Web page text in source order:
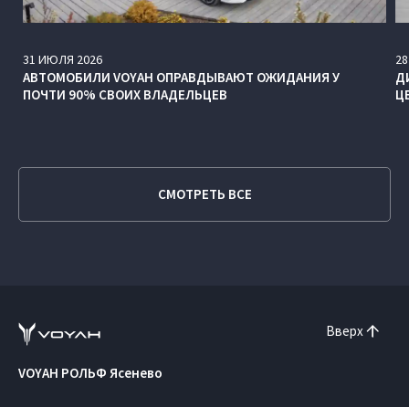
31 ИЮЛЯ 2026
АВТОМОБИЛИ VOYAH ОПРАВДЫВАЮТ ОЖИДАНИЯ У
ПОЧТИ 90% СВОИХ ВЛАДЕЛЬЦЕВ
28
СМОТРЕТЬ ВСЕ
Вверх
VOYAH РОЛЬФ Ясенево